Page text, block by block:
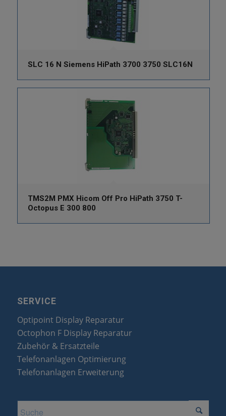
SLC 16 N Siemens HiPath 3700 3750 SLC16N
TMS2M PMX Hicom Off Pro HiPath 3750 T-
Octopus E 300 800
SERVICE
Optipoint Display Reparatur
Octophon F Display Reparatur
Zubehör & Ersatzteile
Telefonanlagen Optimierung
Telefonanlagen Erweiterung